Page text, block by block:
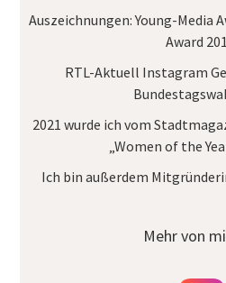
Auszeichnungen:Young-Media
Award
RTL-Aktuell Instagram
2021 wurde ich vom
„Women of the
Ich bin außerdem
Mehr von